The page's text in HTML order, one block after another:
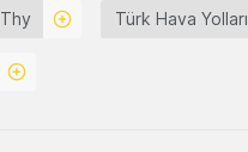
Thy Türk Hava Yolları